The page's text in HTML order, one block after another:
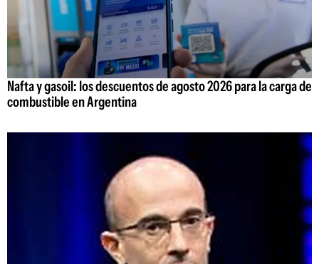
Nafta y gasoil: los descuentos de agosto 2026 para la carga de
combustible en Argentina